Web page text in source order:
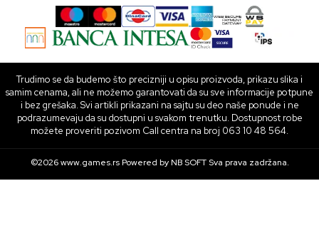
Trudimo se da budemo što precizniji u opisu proizvoda, prikazu slika i
samim cenama, ali ne možemo garantovati da su sve informacije potpune
i bez grešaka. Svi artikli prikazani na sajtu su deo naše ponude i ne
podrazumevaju da su dostupni u svakom trenutku. Dostupnost robe
možete proveriti pozivom Call centra na broj 063 10 48 564.
©2026www.games.rs Powered byNB SOFTSva prava zadržana.